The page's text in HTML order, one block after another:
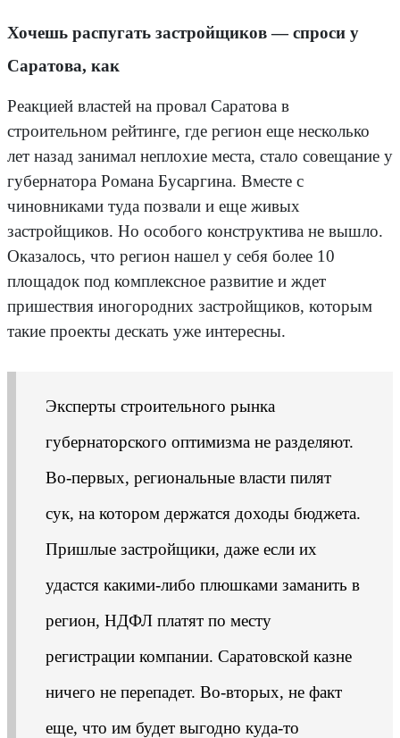
Хочешь распугать застройщиков — спроси у
Саратова, как
Реакцией властей на провал Саратова в
строительном рейтинге, где регион еще несколько
лет назад занимал неплохие места, стало совещание у
губернатора Романа Бусаргина. Вместе с
чиновниками туда позвали и еще живых
застройщиков. Но особого конструктива не вышло.
Оказалось, что регион нашел у себя более 10
площадок под комплексное развитие и ждет
пришествия иногородних застройщиков, которым
такие проекты дескать уже интересны.
Эксперты строительного рынка
губернаторского оптимизма не разделяют.
Во-первых, региональные власти пилят
сук, на котором держатся доходы бюджета.
Пришлые застройщики, даже если их
удастся какими-либо плюшками заманить в
регион, НДФЛ платят по месту
регистрации компании. Саратовской казне
ничего не перепадет. Во-вторых, не факт
еще, что им будет выгодно куда-то